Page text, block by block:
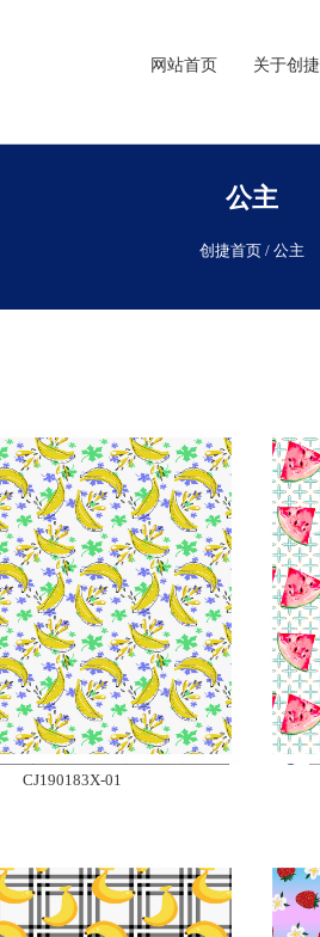
网站首页 关于创捷
公主
创捷首页 / 公主
CJ190183X-01